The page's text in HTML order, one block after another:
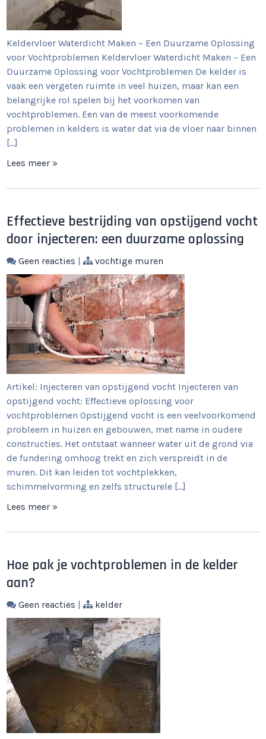
Keldervloer Waterdicht Maken – Een Duurzame Oplossing
voor Vochtproblemen Keldervloer Waterdicht Maken – Een
Duurzame Oplossing voor Vochtproblemen De kelder is
vaak een vergeten ruimte in veel huizen, maar kan een
belangrijke rol spelen bij het voorkomen van
vochtproblemen. Een van de meest voorkomende
problemen in kelders is water dat via de vloer naar binnen
[…]
Lees meer »
Effectieve bestrijding van opstijgend vocht
door injecteren: een duurzame oplossing
Geen reacties | vochtige muren
Artikel: Injecteren van opstijgend vocht Injecteren van
opstijgend vocht: Effectieve oplossing voor
vochtproblemen Opstijgend vocht is een veelvoorkomend
probleem in huizen en gebouwen, met name in oudere
constructies. Het ontstaat wanneer water uit de grond via
de fundering omhoog trekt en zich verspreidt in de
muren. Dit kan leiden tot vochtplekken,
schimmelvorming en zelfs structurele […]
Lees meer »
Hoe pak je vochtproblemen in de kelder
aan?
Geen reacties | kelder